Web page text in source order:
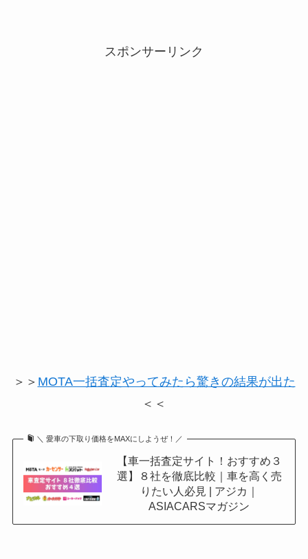
スポンサーリンク
＞＞ MOTA一括査定やってみたら驚きの結果が出た
＜＜
＼ 愛車の下取り価格をMAXにしようぜ！／
【車一括査定サイト！おすすめ３
選】８社を徹底比較｜車を高く売
りたい人必見 | アジカ｜
ASIACARSマガジン